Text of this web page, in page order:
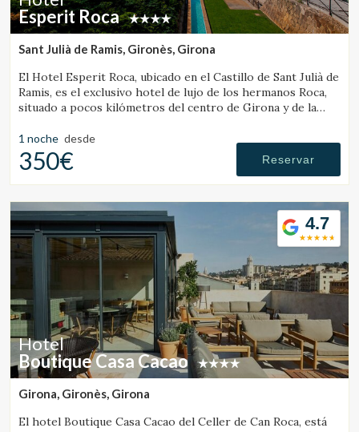
Esperit Roca
Sant Julià de Ramis, Gironès, Girona
El Hotel Esperit Roca, ubicado en el Castillo de Sant Julià de
Ramis, es el exclusivo hotel de lujo de los hermanos Roca,
situado a pocos kilómetros del centro de Girona y de la
1 noche desde
350€ Reservar
4.7
Hotel
Boutique Casa Cacao
Girona, Gironès, Girona
El hotel Boutique Casa Cacao del Celler de Can Roca, está
Estas cookies son utilizadas para almacenar información
sobre las preferencias y elecciones personales del usuario
a través de la observación continuada de sus hábitos de
navegación. Gracias a ellas, podemos conocer los hábitos
relacionada con el perfil de navegación del usuario.